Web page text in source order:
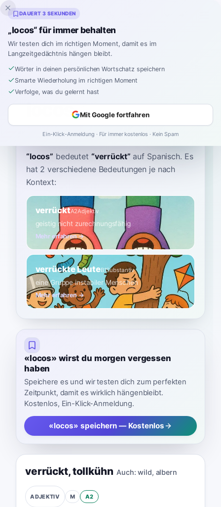
Inklingo
Startseite›Spanisch› Wörterbuch ›locos
locos
LOH-kohs ˈlo.kos
“locos” bedeutet “verrückt” auf Spanisch. Es
hat 2 verschiedene Bedeutungen je nach
Kontext:
verrücktA2Adjektiv
geistig nicht zurechnungsfähig
Mehr erfahren →
verrückte LeuteB1Substantiv
eine Gruppe instabiler Menschen
Mehr erfahren →
«locos» wirst du morgen vergessen
haben
Speichere es und wir testen dich zum perfekten
Zeitpunkt, damit es wirklich hängenbleibt.
Kostenlos, Ein-Klick-Anmeldung.
«locos» speichern — Kostenlos
verrückt,tollkühn Auch: wild, albern
ADJEKTIV M A2
DAUERT 3 SEKUNDEN
„locos“ für immer behalten
Wir testen dich im richtigen Moment, damit es im
Langzeitgedächtnis hängen bleibt.
Wörter in deinen persönlichen Wortschatz speichern
Smarte Wiederholung im richtigen Moment
Verfolge, was du gelernt hast
Mit Google fortfahren
Ein-Klick-Anmeldung · Für immer kostenlos · Kein Spam